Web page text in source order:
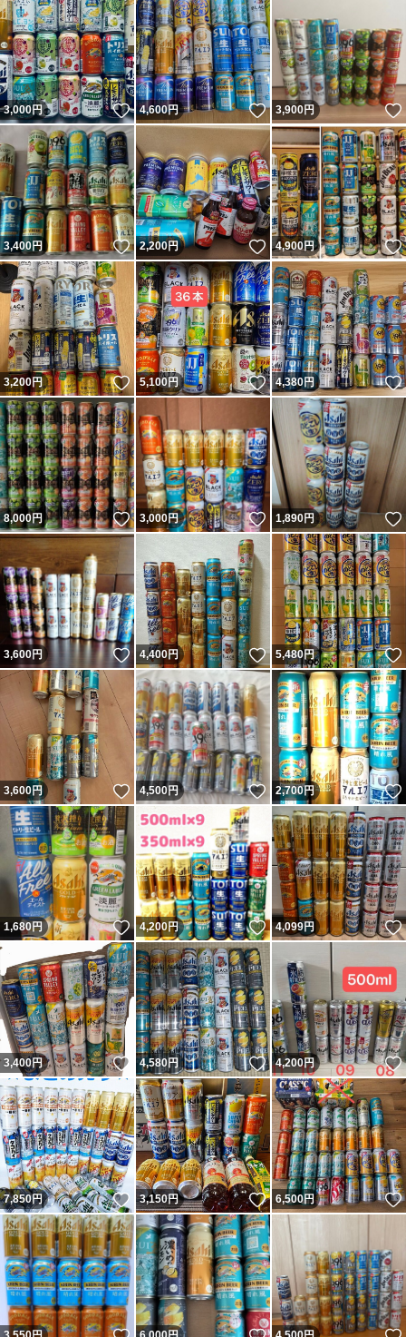
3,000円 いいね！
4,600円 いいね！
3,900円
3,400円 いいね！
2,200円 いいね！
4,900円
3,200円 いいね！
5,100円 いいね！
4,380円
8,000円 いいね！
3,000円 いいね！
1,890円
3,600円 いいね！
4,400円 いいね！
5,480円
3,600円 いいね！
4,500円 いいね！
2,700円
1,680円 いいね！
4,200円 いいね！
4,099円
3,400円 いいね！
4,580円 いいね！
4,200円
7,850円 いいね！
3,150円 いいね！
6,500円